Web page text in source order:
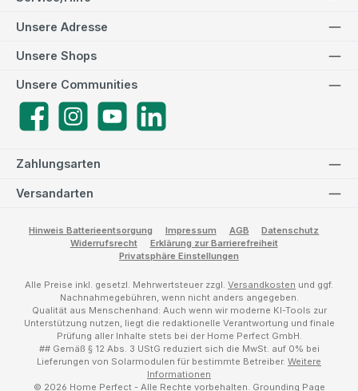
Zahlungsarten
Versandarten
Unsere Adresse
Unsere Communities
FacebookInstagramYouTube
Unsere Shops
Hinweis Batterieentsorgung Impressum AGB
Datenschutz
Widerrufsrecht
Erklärung zur Barrierefreiheit
Privatsphäre Einstellungen
Alle Preise inkl. gesetzl. Mehrwertsteuer zzgl. Versandkosten und ggf.
Nachnahmegebühren, wenn nicht anders angegeben.
Qualität aus Menschenhand: Auch wenn wir moderne KI-Tools zur
Unterstützung nutzen, liegt die redaktionelle Verantwortung und finale
Prüfung aller Inhalte stets bei der Home Perfect GmbH.
## Gemäß § 12 Abs. 3 UStG reduziert sich die MwSt. auf 0% bei
Lieferungen von Solarmodulen für bestimmte Betreiber. Weitere
Informationen
© 2026 Home Perfect - Alle Rechte vorbehalten. Grounding Page